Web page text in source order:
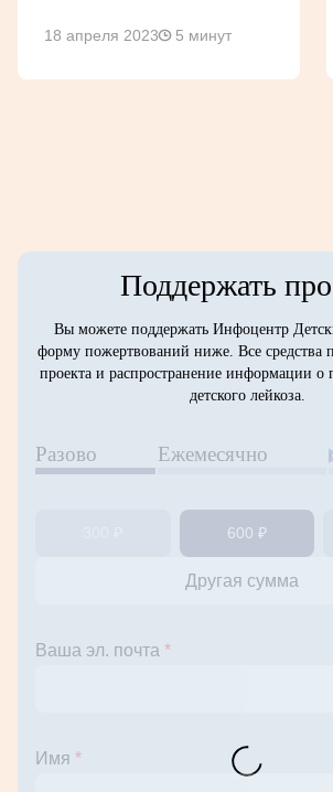
18 апреля 2023 5 минут
Поддержать
Вы можете поддержать Инфоцентр
форму пожертвований ниже. Все средства
проекта и распространение информации о
детского лейкоза.
Разово Ежемесячно
600 ₽
Ваша эл. почта *
Имя *